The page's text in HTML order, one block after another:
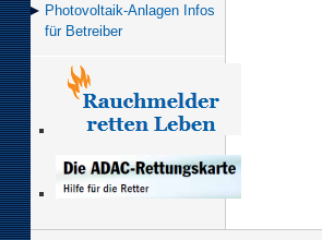
Photovoltaik-Anlagen Infos
für Betreiber